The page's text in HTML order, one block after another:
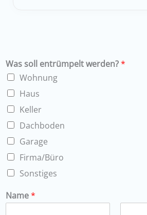
Was soll entrümpelt werden?*
Wohnung
Haus
Keller
Dachboden
Garage
Firma/Büro
Sonstiges
Name*